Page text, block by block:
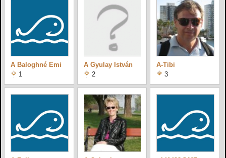
A Baloghné Emi
1
A Gyulay István
2
A-Tibi
3